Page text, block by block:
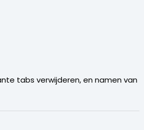
tabs verwijderen, en namen van